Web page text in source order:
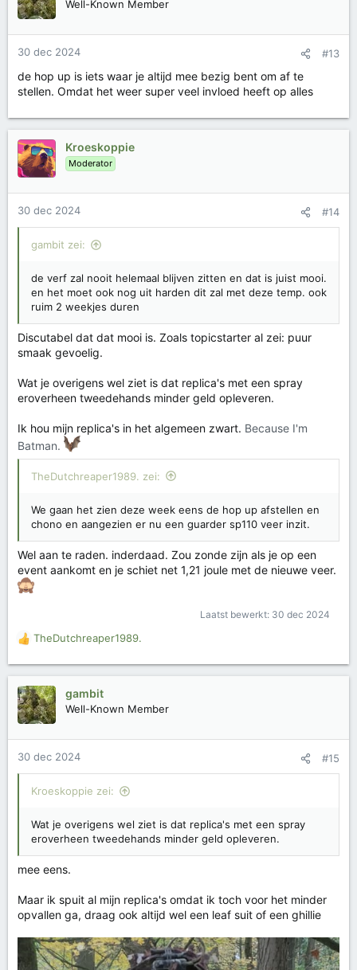
Well-Known Member
30 dec 2024 #13
de hop up is iets waar je altijd mee bezig bent om af te
stellen. Omdat het weer super veel invloed heeft op alles
Kroeskoppie
Moderator
30 dec 2024 #14
gambit zei:
de verf zal nooit helemaal blijven zitten en dat is juist mooi.
en het moet ook nog uit harden dit zal met deze temp. ook
ruim 2 weekjes duren
Discutabel dat dat mooi is. Zoals topicstarter al zei: puur
smaak gevoelig.
Wat je overigens wel ziet is dat replica's met een spray
eroverheen tweedehands minder geld opleveren.
Ik hou mijn replica's in het algemeen zwart. Because I'm
Batman.
TheDutchreaper1989. zei:
We gaan het zien deze week eens de hop up afstellen en
chono en aangezien er nu een guarder sp110 veer inzit.
Wel aan te raden. inderdaad. Zou zonde zijn als je op een
event aankomt en je schiet net 1,21 joule met de nieuwe veer.
Laatst bewerkt: 30 dec 2024
W
r
d
e
n
g
TheDutchreaper1989.
gambit
Well-Known Member
30 dec 2024 #15
Kroeskoppie zei:
Wat je overigens wel ziet is dat replica's met een spray
eroverheen tweedehands minder geld opleveren.
mee eens.
Maar ik spuit al mijn replica's omdat ik toch voor het minder
opvallen ga, draag ook altijd wel een leaf suit of een ghillie